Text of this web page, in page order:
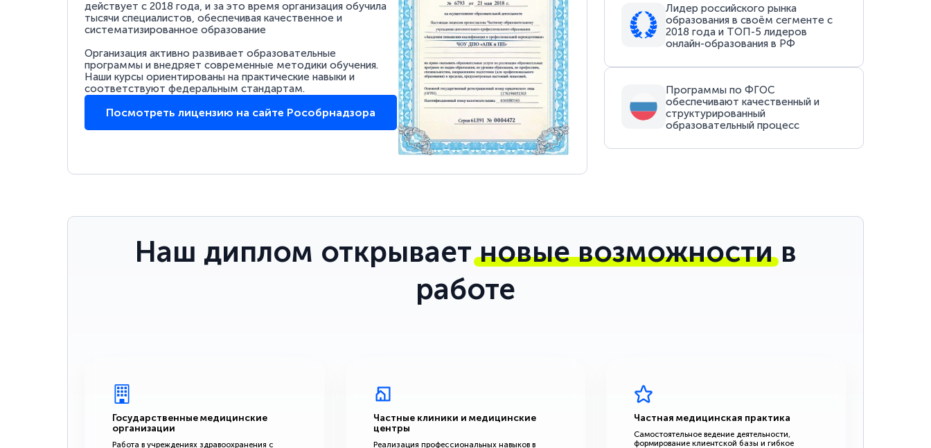
действует с 2018 года, и за это время организация обучила
тысячи специалистов, обеспечивая качественное и
систематизированное образование
Организация активно развивает образовательные
программы и внедряет современные методики обучения.
Наши курсы ориентированы на практические навыки и
соответствуют федеральным стандартам.
Посмотреть лицензию на сайте Рособрнадзора
Лидер российского рынка
образования в своём сегменте с
2018 года и ТОП-5 лидеров
онлайн-образования в РФ
Программы по ФГОС
обеспечивают качественный и
структурированный
образовательный процесс
Наш диплом открываетновые возможностив
работе
Государственные медицинские
организации
Работа в учреждениях здравоохранения с
Частные клиники и медицинские
центры
Реализация профессиональных навыков в
Частная медицинская практика
Самостоятельное ведение деятельности,
формирование клиентской базы и гибкое